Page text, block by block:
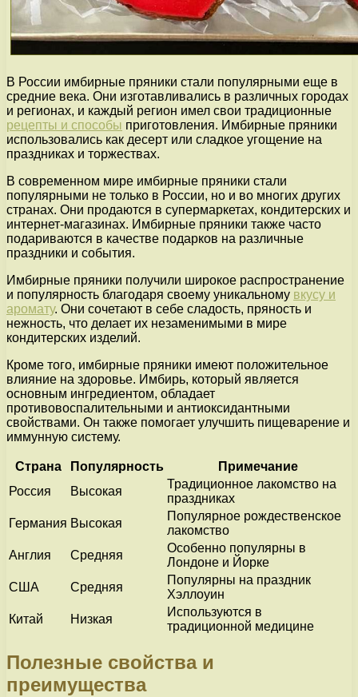
В России имбирные пряники стали популярными еще в
средние века. Они изготавливались в различных городах
и регионах, и каждый регион имел свои традиционные
рецепты и способы приготовления. Имбирные пряники
использовались как десерт или сладкое угощение на
праздниках и торжествах.
В современном мире имбирные пряники стали
популярными не только в России, но и во многих других
странах. Они продаются в супермаркетах, кондитерских и
интернет-магазинах. Имбирные пряники также часто
подариваются в качестве подарков на различные
праздники и события.
Имбирные пряники получили широкое распространение
и популярность благодаря своему уникальному вкусу и
аромату. Они сочетают в себе сладость, пряность и
нежность, что делает их незаменимыми в мире
кондитерских изделий.
Кроме того, имбирные пряники имеют положительное
влияние на здоровье. Имбирь, который является
основным ингредиентом, обладает
противовоспалительными и антиоксидантными
свойствами. Он также помогает улучшить пищеварение и
иммунную систему.
Страна Популярность
Примечание
Россия
Высокая
Традиционное лакомство на
праздниках
Германия Высокая
Популярное рождественское
лакомство
Англия
Средняя
Особенно популярны в
Лондоне и Йорке
США
Средняя
Популярны на праздник
Хэллоуин
Китай
Низкая
Используются в
традиционной медицине
Полезные свойства и
преимущества